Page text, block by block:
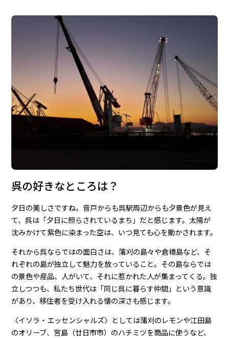
呉の好きなところは？
夕日の美しさですね。音戸からも呉駅周辺からも夕景色が見え
て、呉は「夕日に照らされているまち」だと感じます。太陽が
沈みかけて紫色に染まった空は、いつ見ても心を動かされます。
それから呉ならではの面白さは、蒲刈の島々や倉橋島など、そ
れぞれの島が独立して魅力を放っていること。その島ならでは
の景色や産品、人がいて、それに惹かれた人が集まってくる。独
立しつつも、私たち世代は「同じ呉に暮らす仲間」という意識
があり、移住者を受け入れる懐の深さも感じます。
〈イソラ・エッセンシャルズ〉としては蒲刈のレモンや江田島
のオリーブ、宮島（廿日市市）のハチミツを商品に使うなど、